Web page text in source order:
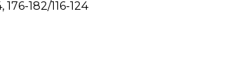
176-182/116-124